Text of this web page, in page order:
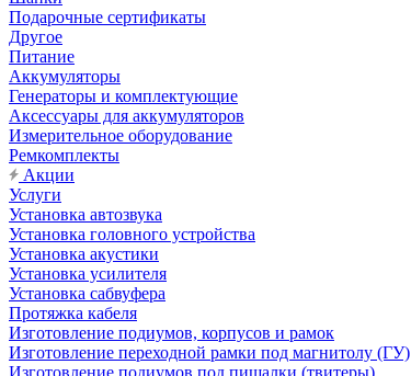
Подарочные сертификаты
Другое
Питание
Аккумуляторы
Генераторы и комплектующие
Аксессуары для аккумуляторов
Измерительное оборудование
Ремкомплекты
Акции
Услуги
Установка автозвука
Установка головного устройства
Установка акустики
Установка усилителя
Установка сабвуфера
Протяжка кабеля
Изготовление подиумов, корпусов и рамок
Изготовление переходной рамки под магнитолу (ГУ)
Изготовление подиумов под пищалки (твитеры)